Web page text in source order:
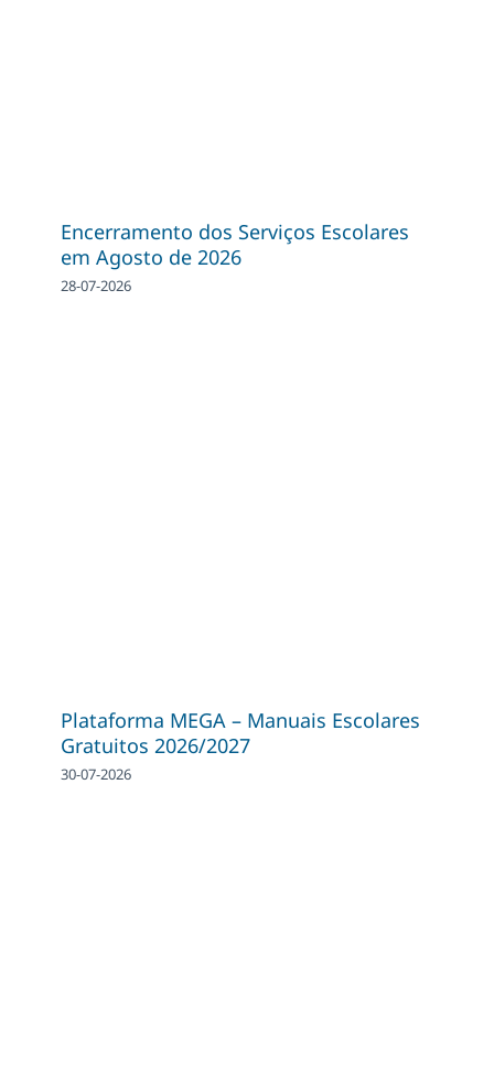
Encerramento dos Serviços Escolares
em Agosto de 2026
28-07-2026
Plataforma MEGA – Manuais Escolares
Gratuitos 2026/2027
30-07-2026